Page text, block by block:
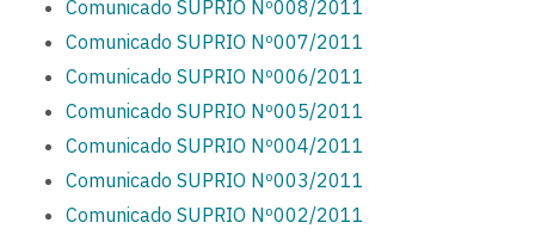
Comunicado SUPRIO Nº008/2011
Comunicado SUPRIO Nº007/2011
Comunicado SUPRIO Nº006/2011
Comunicado SUPRIO Nº005/2011
Comunicado SUPRIO Nº004/2011
Comunicado SUPRIO Nº003/2011
Comunicado SUPRIO Nº002/2011